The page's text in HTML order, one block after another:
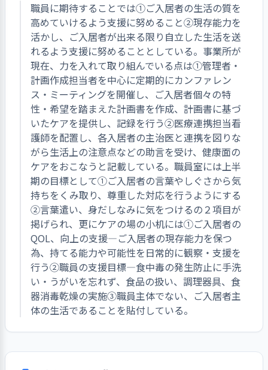
職員に期待することでは①ご入居者の生活の質を
高めていけるよう支援に努めること②現存能力を
活かし、ご入居者が出来る限り自立した生活を送
れるよう支援に努めることとしている。事業所が
現在、力を入れて取り組んでいる点は①管理者・
計画作成担当者を中心に定期的にカンファレン
ス・ミーティングを開催し、ご入居者個々の特
性・希望を踏まえた計画書を作成、計画書に基づ
いたケアを提供し、記録を行う②医療連携担当看
護師を配置し、各入居者の主治医と連携を図りな
がら生活上の注意点などの助言を受け、健康面の
ケアをおこなうと記載している。職員室には上半
期の目標として①ご入居者の言葉やしぐさから気
持ちをくみ取り、尊重した対応を行うようにする
②言葉遣い、身だしなみに気をつけるの２項目が
掲げられ、更にケアの場の小机には①ご入居者の
QOL、向上の支援―ご入居者の現存能力を保つ
為、持てる能力や可能性を日常的に観察・支援を
行う②職員の支援目標―食中毒の発生防止に手洗
い・うがいを忘れず、食品の扱い、調理器具、食
器消毒乾燥の実施③職員主体でない、ご入居者主
体の生活であることを貼付している。